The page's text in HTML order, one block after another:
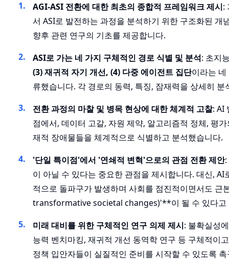
AGI-ASI 전환에 대한 최초의 종합적 프레임워크 제시:
서 ASI로 발전하는 과정을 분석하기 위한 구조화된
향후 관련 연구의 기초를 제공합니다.
ASI로 가는 네 가지 구체적인 경로 식별 및 분석: 초지
(3) 재귀적 자기 개선, (4) 다중 에이전트 집단이라는
류했습니다. 각 경로의 동력, 특징, 잠재력을 상세히
전환 과정의 마찰 및 병목 현상에 대한 체계적 고찰: AI
점에서, 데이터 고갈, 자원 제약, 알고리즘적 정체, 평
재적 장애물들을 체계적으로 식별하고 분석했습니다.
'단일 특이점'에서 '연쇄적 변혁'으로의 관점 전환 제안:
이 아닐 수 있다는 중요한 관점을 제시합니다. 대신,
적으로 돌파구가 발생하며 사회를 점진적이면서도
transformative societal changes)'**이 될 수 있다고
미래 대비를 위한 구체적인 연구 의제 제시: 불확실성
능력 벤치마킹, 재귀적 개선 동역학 연구 등 구체적이
정책 입안자들이 실질적인 준비를 시작할 수 있도록